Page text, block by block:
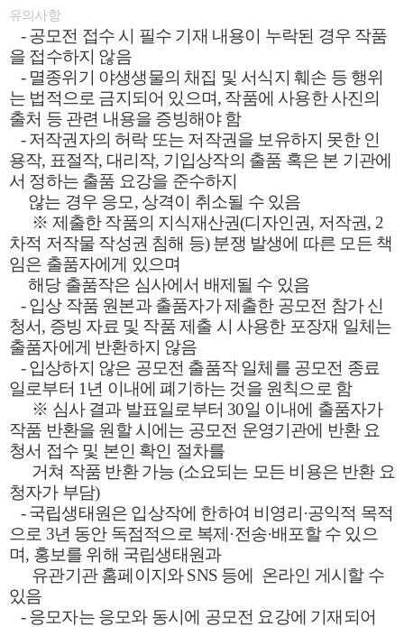
유의사항
- 공모전 접수 시 필수 기재 내용이 누락된 경우 작품
을 접수하지 않음
- 멸종위기 야생생물의 채집 및 서식지 훼손 등 행위
는 법적으로 금지되어 있으며, 작품에 사용한 사진의
출처 등 관련 내용을 증빙해야 함
- 저작권자의 허락 또는 저작권을 보유하지 못한 인
용작, 표절작, 대리작, 기입상작의 출품 혹은 본 기관에
서 정하는 출품 요강을 준수하지
않는 경우 응모, 상격이 취소될 수 있음
※ 제출한 작품의 지식재산권(디자인권, 저작권, 2
차적 저작물 작성권 침해 등) 분쟁 발생에 따른 모든 책
임은 출품자에게 있으며
해당 출품작은 심사에서 배제될 수 있음
- 입상 작품 원본과 출품자가 제출한 공모전 참가 신
청서, 증빙 자료 및 작품 제출 시 사용한 포장재 일체는
출품자에게 반환하지 않음
- 입상하지 않은 공모전 출품작 일체를 공모전 종료
일로부터 1년 이내에 폐기하는 것을 원칙으로 함
※ 심사 결과 발표일로부터 30일 이내에 출품자가
작품 반환을 원할 시에는 공모전 운영기관에 반환 요
청서 접수 및 본인 확인 절차를
거쳐 작품 반환 가능 (소요되는 모든 비용은 반환 요
청자가 부담)
- 국립생태원은 입상작에 한하여 비영리·공익적 목적
으로 3년 동안 독점적으로 복제·전송·배포할 수 있으
며, 홍보를 위해 국립생태원과
유관기관 홈페이지와 SNS 등에
온라인 게시할 수
있음
- 응모자는 응모와 동시에 공모전 요강에 기재되어